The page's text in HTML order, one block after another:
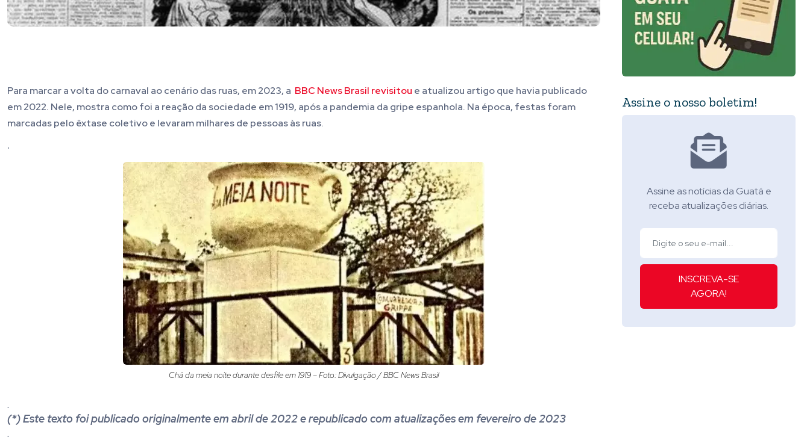
Para marcar a volta do carnaval ao cenário das ruas, em 2023, a BBC News Brasil revisitou e atualizou artigo que havia publicado
em 2022. Nele, mostra como foi a reação da sociedade em 1919, após a pandemia da gripe espanhola. Na época, festas foram
marcadas pelo êxtase coletivo e levaram milhares de pessoas às ruas.
.
Chá da meia noite durante desfile em 1919 – Foto: Divulgação / BBC News Brasil
.
(*) Este texto foi publicado originalmente em abril de 2022 e republicado com atualizações em fevereiro de 2023
.
Assine o nosso boletim!
Assine as notícias da Guatá e
receba atualizações diárias.
INSCREVA-SE
AGORA!